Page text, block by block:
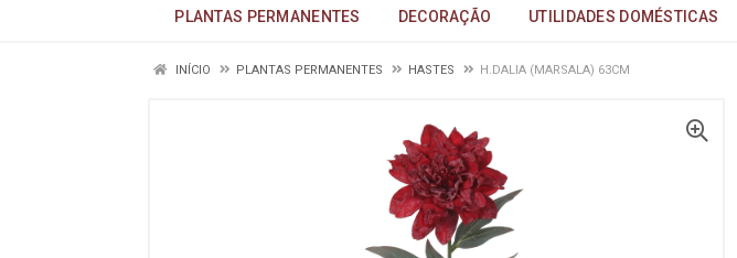
PLANTAS PERMANENTES DECORAÇÃO UTILIDADES DOMÉSTICAS
INÍCIO PLANTAS PERMANENTES HASTES H.DALIA (MARSALA) 63CM